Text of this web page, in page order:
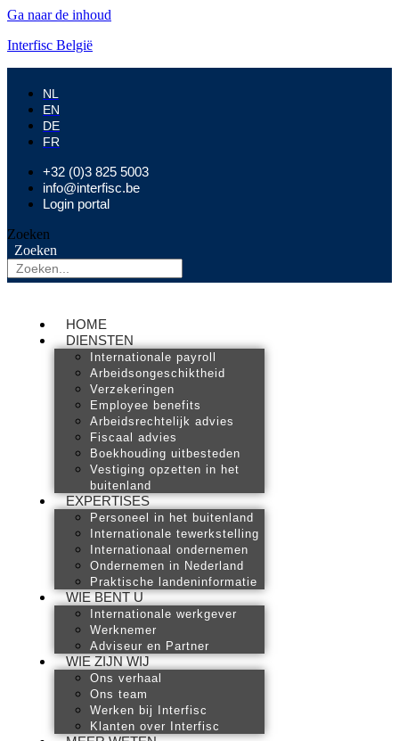
Ga naar de inhoud
Interfisc België
NL
EN
DE
FR
+32 (0)3 825 5003
info@interfisc.be
Login portal
Zoeken
Zoeken
HOME
DIENSTEN
Internationale payroll
Arbeidsongeschiktheid
Verzekeringen
Employee benefits
Arbeidsrechtelijk advies
Fiscaal advies
Boekhouding uitbesteden
Vestiging opzetten in het
buitenland
EXPERTISES
Personeel in het buitenland
Internationale tewerkstelling
Internationaal ondernemen
Ondernemen in Nederland
Praktische landeninformatie
WIE BENT U
Internationale werkgever
Werknemer
Adviseur en Partner
WIE ZIJN WIJ
Ons verhaal
Ons team
Werken bij Interfisc
Klanten over Interfisc